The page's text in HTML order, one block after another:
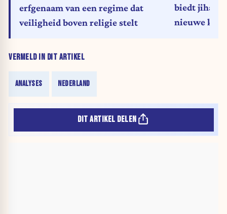
VERMELD IN DIT ARTIKEL
ANALYSES NEDERLAND
erfgenaam van een regime dat
veiligheid boven religie stelt
biedt
nieuwe kans
DIT ARTIKEL DELEN